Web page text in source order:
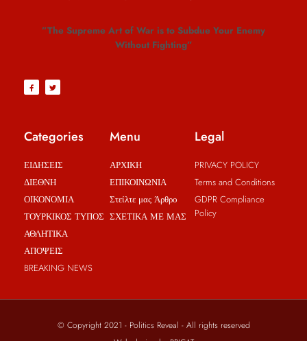
”The Supreme Art of War is to Subdue Your Enemy
Without Fighting”
Categories
ΕΙΔΗΣΕΙΣ
ΔΙΕΘΝΗ
ΟΙΚΟΝΟΜΙΑ
ΤΟΥΡΚΙΚΟΣ ΤΥΠΟΣ
ΑΘΛΗΤΙΚΑ
ΑΠΟΨΕΙΣ
BREAKING NEWS
Menu
ΑΡΧΙΚΗ
ΕΠΙΚΟΙΝΩΝΙΑ
Στείλτε μας Άρθρο
ΣΧΕΤΙΚΑ ΜΕ ΜΑΣ
Legal
PRIVACY POLICY
Terms and Conditions
GDPR Compliance
Policy
© Copyright 2021 - Politics Reveal - All rights reserved